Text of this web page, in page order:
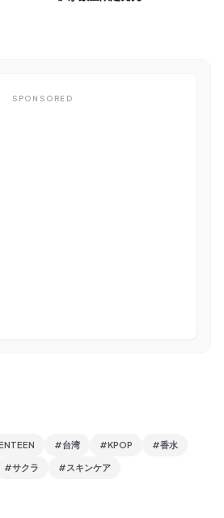
SPONSORED
#台湾 #KPOP #香水
#サクラ #スキンケア